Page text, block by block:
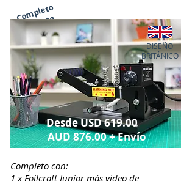
Completo
Paquete
£ 650 + IVA
p
or
u
n ti
e
m
p
o
li
mit
a
d
o
período
DISEÑO
BRITÁNICO
Desde USD 619.00
AUD 876.00 + Envío
Completo con:
1 x Foilcraft Junior más video de